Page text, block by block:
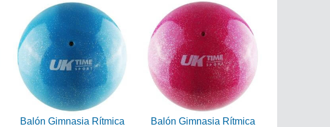
Balón Gimnasia Rítmica
Balón Gimnasia Rítmica